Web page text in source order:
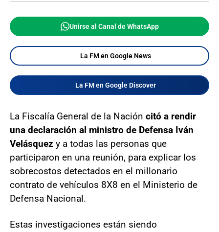
Unirse al Canal de WhatsApp
La FM en Google News
La FM en Google Discover
La Fiscalía General de la Nación citó a rendir
una declaración al ministro de Defensa Iván
Velásquez y a todas las personas que
participaron en una reunión, para explicar los
sobrecostos detectados en el millonario
contrato de vehículos 8X8 en el Ministerio de
Defensa Nacional.
Estas investigaciones están siendo